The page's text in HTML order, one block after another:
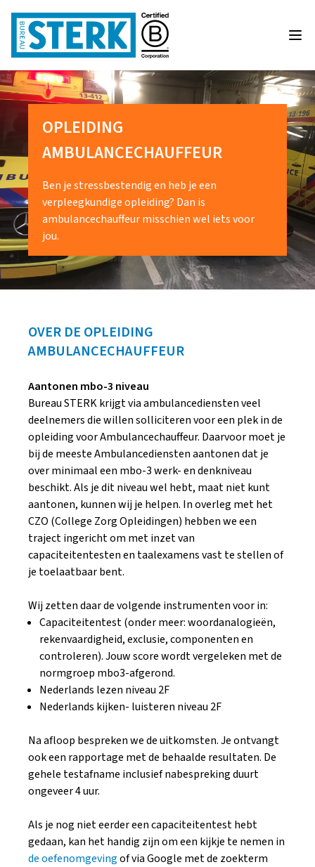
OPLEIDING
AMBULANCECHAUFFEUR
Ben je stressbestendig en heb je een
verpleegkundige opleiding? Dan is
ambulancechauffeur misschien wel iets voor
jou.
OVER DE OPLEIDING
AMBULANCECHAUFFEUR
Aantonen mbo-3 niveau
Bureau STERK krijgt via ambulancediensten veel
deelnemers die willen solliciteren voor een plek in de
opleiding voor Ambulancechauffeur. Daarvoor moet je
bij de meeste Ambulancediensten aantonen dat je
over minimaal een mbo-3 werk- en denkniveau
beschikt. Als je dit niveau wel hebt, maat niet kunt
aantonen, kunnen wij je helpen. In overleg met het
CZO (College Zorg Opleidingen) hebben we een
traject ingericht om met inzet van
capaciteitentesten en taalexamens vast te stellen of
je toelaatbaar bent.
Wij zetten daar de volgende instrumenten voor in:
Capaciteitentest (onder meer: woordanalogieën,
rekenvaardigheid, exclusie, componenten en
controleren). Jouw score wordt vergeleken met de
normgroep mbo3-afgerond.
Nederlands lezen niveau 2F
Nederlands kijken- luisteren niveau 2F
Na afloop bespreken we de uitkomsten. Je ontvangt
ook een rapportage met de behaalde resultaten. De
gehele testafname inclusief nabespreking duurt
ongeveer 4 uur.
Als je nog niet eerder een capaciteitentest hebt
gedaan, kan het handig zijn om een kijkje te nemen in
de oefenomgevingof via Google met de zoekterm